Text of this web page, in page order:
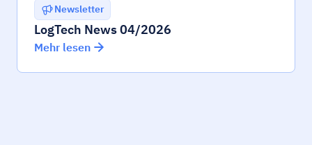
Newsletter
LogTech News 04/2026
Mehr lesen